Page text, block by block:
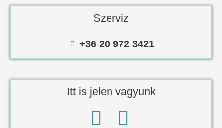
Szerviz
+36 20 972 3421
Itt is jelen vagyunk